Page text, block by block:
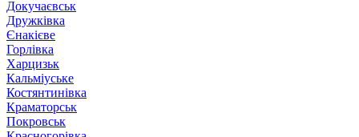
Докучаєвськ
Дружківка
Єнакієве
Горлівка
Харцизьк
Кальміуське
Костянтинівка
Краматорськ
Покровськ